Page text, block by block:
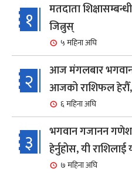
१
मतदाता
जित्नुस्
५ महिना अघि
२
आज मंगलबार भगवान
आजको राशिफल
६ महिना अघि
३
भगवान गजानन
हेर्नुहोस, यी
७ महिना अघि